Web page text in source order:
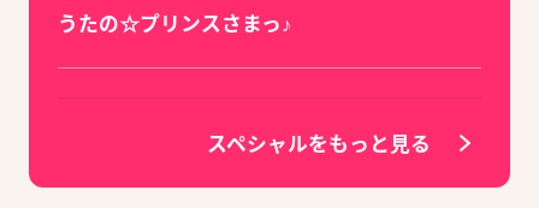
うたの☆プリンスさまっ♪
スペシャルをもっと見る